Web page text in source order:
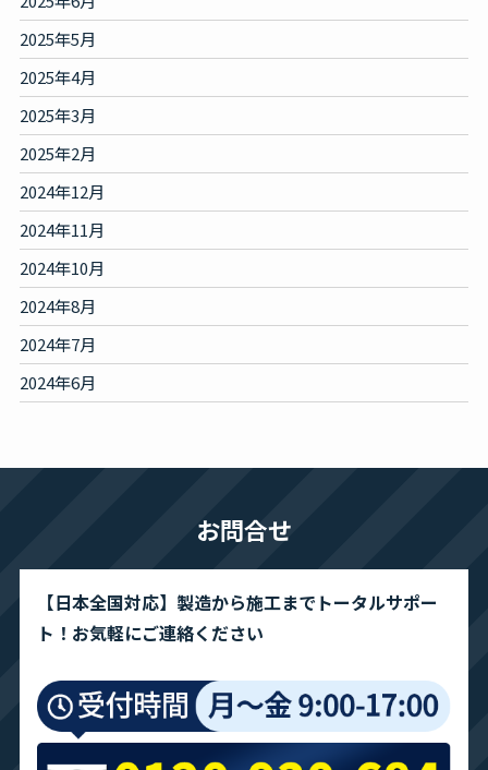
2025年5月
2025年4月
2025年3月
2025年2月
2024年12月
2024年11月
2024年10月
2024年8月
2024年7月
2024年6月
お問合せ
【日本全国対応】製造から施工までトータルサポー
ト！お気軽にご連絡ください